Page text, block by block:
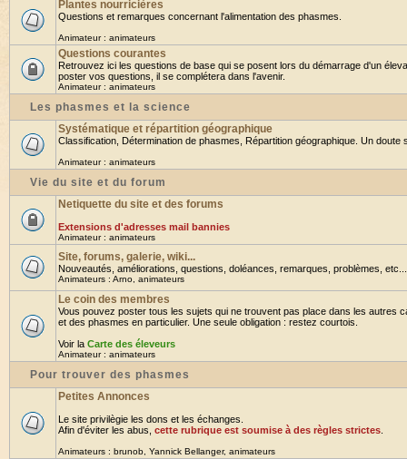
Plantes nourricières
Questions et remarques concernant l'alimentation des phasmes.
Animateur : animateurs
Questions courantes
Retrouvez ici les questions de base qui se posent lors du démarrage d'un
poster vos questions, il se complétera dans l'avenir.
Animateur : animateurs
Les phasmes et la science
Systématique et répartition géographique
Classification, Détermination de phasmes, Répartition géographique. Un doute
Animateur : animateurs
Vie du site et du forum
Netiquette du site et des forums
Extensions d'adresses mail bannies
Animateur : animateurs
Site, forums, galerie, wiki...
Nouveautés, améliorations, questions, doléances, remarques, problèmes,
Animateurs : Arno animateurs
Le coin des membres
Vous pouvez poster tous les sujets qui ne trouvent pas place dans les autres
et des phasmes en particulier. Une seule obligation : restez courtois.
Voir la Carte des éleveurs
Animateur : animateurs
Pour trouver des phasmes
Petites Annonces
Le site privilègie les dons et les échanges.
Afin d'éviter les abus, cette rubrique est soumise à des règles strictes
Animateurs : brunob Yannick Bellanger, animateurs